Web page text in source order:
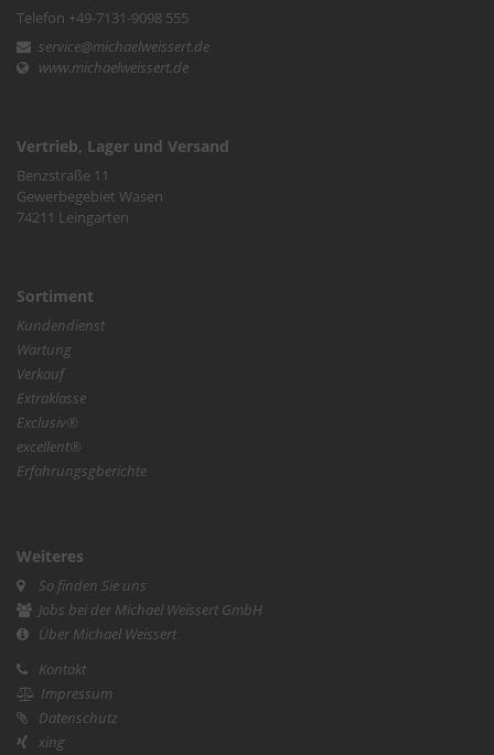
Telefon +49-7131-9098 555
service@michaelweissert.de
www.michaelweissert.de
Vertrieb, Lager und Versand
Benzstraße 11
Gewerbegebiet Wasen
74211 Leingarten
Sortiment
Kundendienst
Wartung
Verkauf
Extraklasse
Exclusiv®
excellent®
Erfahrungsgberichte
Weiteres
So finden Sie uns
Jobs bei der Michael Weissert GmbH
Über Michael Weissert
Kontakt
Impressum
Datenschutz
xing